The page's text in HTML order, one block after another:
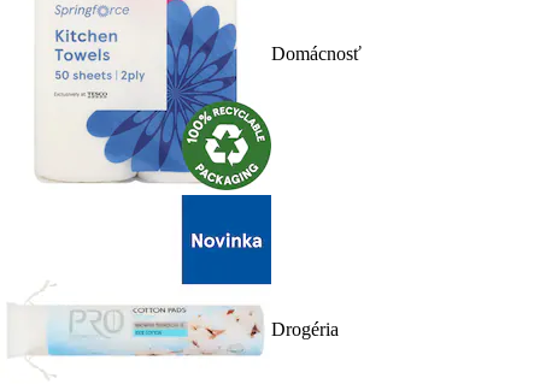
Domácnosť
Drogéria